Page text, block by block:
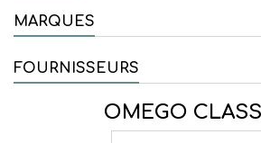
MARQUES
FOURNISSEURS
OMEGO